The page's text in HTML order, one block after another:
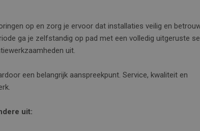
op en zorg je ervoor dat installaties veilig en
ga je zelfstandig op pad met een volledig uitgeruste
uit.
een belangrijk aanspreekpunt. Service, kwaliteit en
uit: